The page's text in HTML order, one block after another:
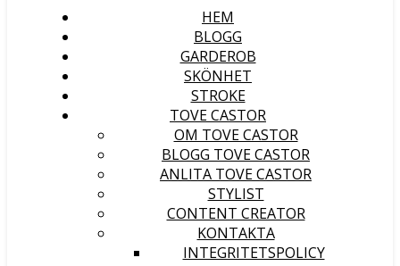
HEM
BLOGG
GARDEROB
SKÖNHET
STROKE
TOVE CASTOR
OM TOVE CASTOR
BLOGG TOVE CASTOR
ANLITA TOVE CASTOR
STYLIST
CONTENT CREATOR
KONTAKTA
INTEGRITETSPOLICY